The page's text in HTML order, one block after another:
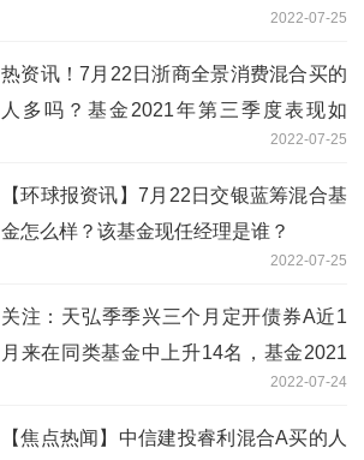
2022-07-25
热资讯！7月22日浙商全景消费混合买的
人多吗？基金2021年第三季度表现如
2022-07-25
【环球报资讯】7月22日交银蓝筹混合基
金怎么样？该基金现任经理是谁？
2022-07-25
关注：天弘季季兴三个月定开债券A近1
月来在同类基金中上升14名，基金2021
年第三季度表现如何？（7月22日）2022-07-24
【焦点热闻】中信建投睿利混合A买的人